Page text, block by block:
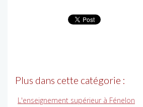
Plus dans cette catégorie :
L'enseignement supérieur à Fénelon